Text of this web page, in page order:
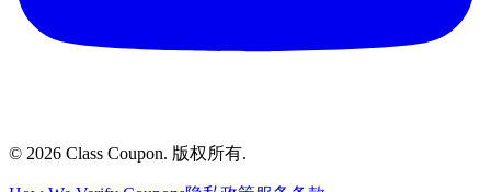
© 2026 Class Coupon. 版权所有.